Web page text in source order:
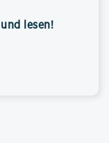
lesen!